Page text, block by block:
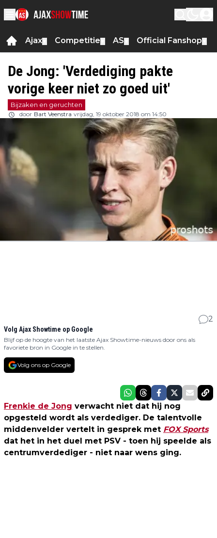
Ajax Competitie AS Official Fanshop
De Jong: 'Verdediging pakte
vorige keer niet zo goed uit'
Bijzaken en geruchten
door Bart Veenstra vrijdag, 19 oktober 2018 om 14:50
2
Volg Ajax Showtime op Google
Blijf op de hoogte van het laatste Ajax Showtime-nieuws door ons als
favoriete bron in Google in te stellen.
Volg ons op Google
Frenkie de Jong verwacht niet dat hij nog
opgesteld wordt als verdediger. De talentvolle
middenvelder vertelt in gesprek met FOX Sports
dat het in het duel met PSV - toen hij speelde als
centrumverdediger - niet naar wens ging.